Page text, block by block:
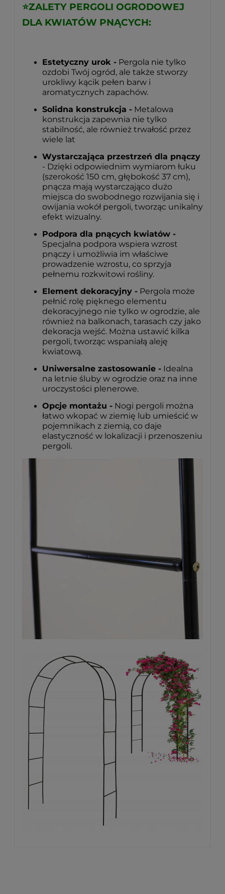
⭐ZALETY PERGOLI OGRODOWEJ
DLA KWIATÓW PNĄCYCH:
Estetyczny urok - Pergola nie tylko
ozdobi Twój ogród, ale także stworzy
urokliwy kącik pełen barw i
aromatycznych zapachów.
Solidna konstrukcja - Metalowa
konstrukcja zapewnia nie tylko
stabilność, ale również trwałość przez
wiele lat
Wystarczająca przestrzeń dla pnączy
- Dzięki odpowiednim wymiarom łuku
(szerokość 150 cm, głębokość 37 cm),
pnącza mają wystarczająco dużo
miejsca do swobodnego rozwijania się i
owijania wokół pergoli, tworząc unikalny
efekt wizualny.
Podpora dla pnących kwiatów -
Specjalna podpora wspiera wzrost
pnączy i umożliwia im właściwe
prowadzenie wzrostu, co sprzyja
pełnemu rozkwitowi rośliny.
Element dekoracyjny - Pergola może
pełnić rolę pięknego elementu
dekoracyjnego nie tylko w ogrodzie, ale
również na balkonach, tarasach czy jako
dekoracja wejść. Można ustawić kilka
pergoli, tworząc wspaniałą aleję
kwiatową.
Uniwersalne zastosowanie - Idealna
na letnie śluby w ogrodzie oraz na inne
uroczystości plenerowe.
Opcje montażu - Nogi pergoli można
łatwo wkopać w ziemię lub umieścić w
pojemnikach z ziemią, co daje
elastyczność w lokalizacji i przenoszeniu
pergoli.